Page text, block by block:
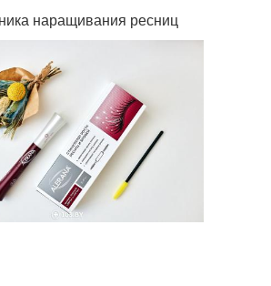
наращивания ресниц